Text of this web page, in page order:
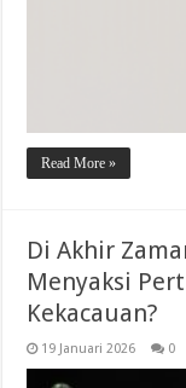
Read More »
Di Akhir
Menyaksi
Kekacauan?
19 Januari 2026 0